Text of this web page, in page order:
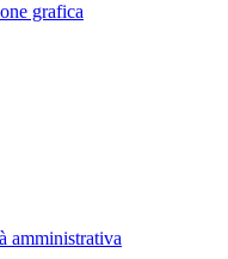
grafica
amministrativa